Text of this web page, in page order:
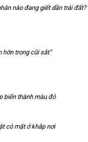
nào đang giết dần trái đất?
hờn trong cũi sắt”
biến thành màu đỏ
có mặt ở khắp nơi